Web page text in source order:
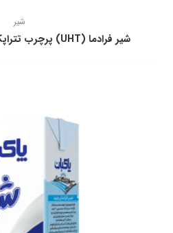
شیر
شیر فرادما (UHT) پرچرب تتراپك 1000 سی سی پاكبان